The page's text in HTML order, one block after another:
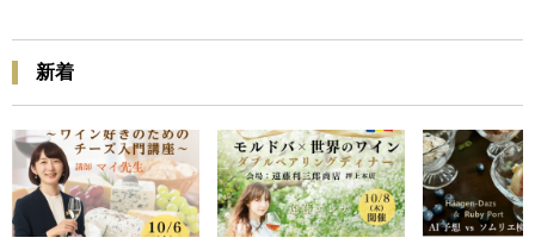
新着